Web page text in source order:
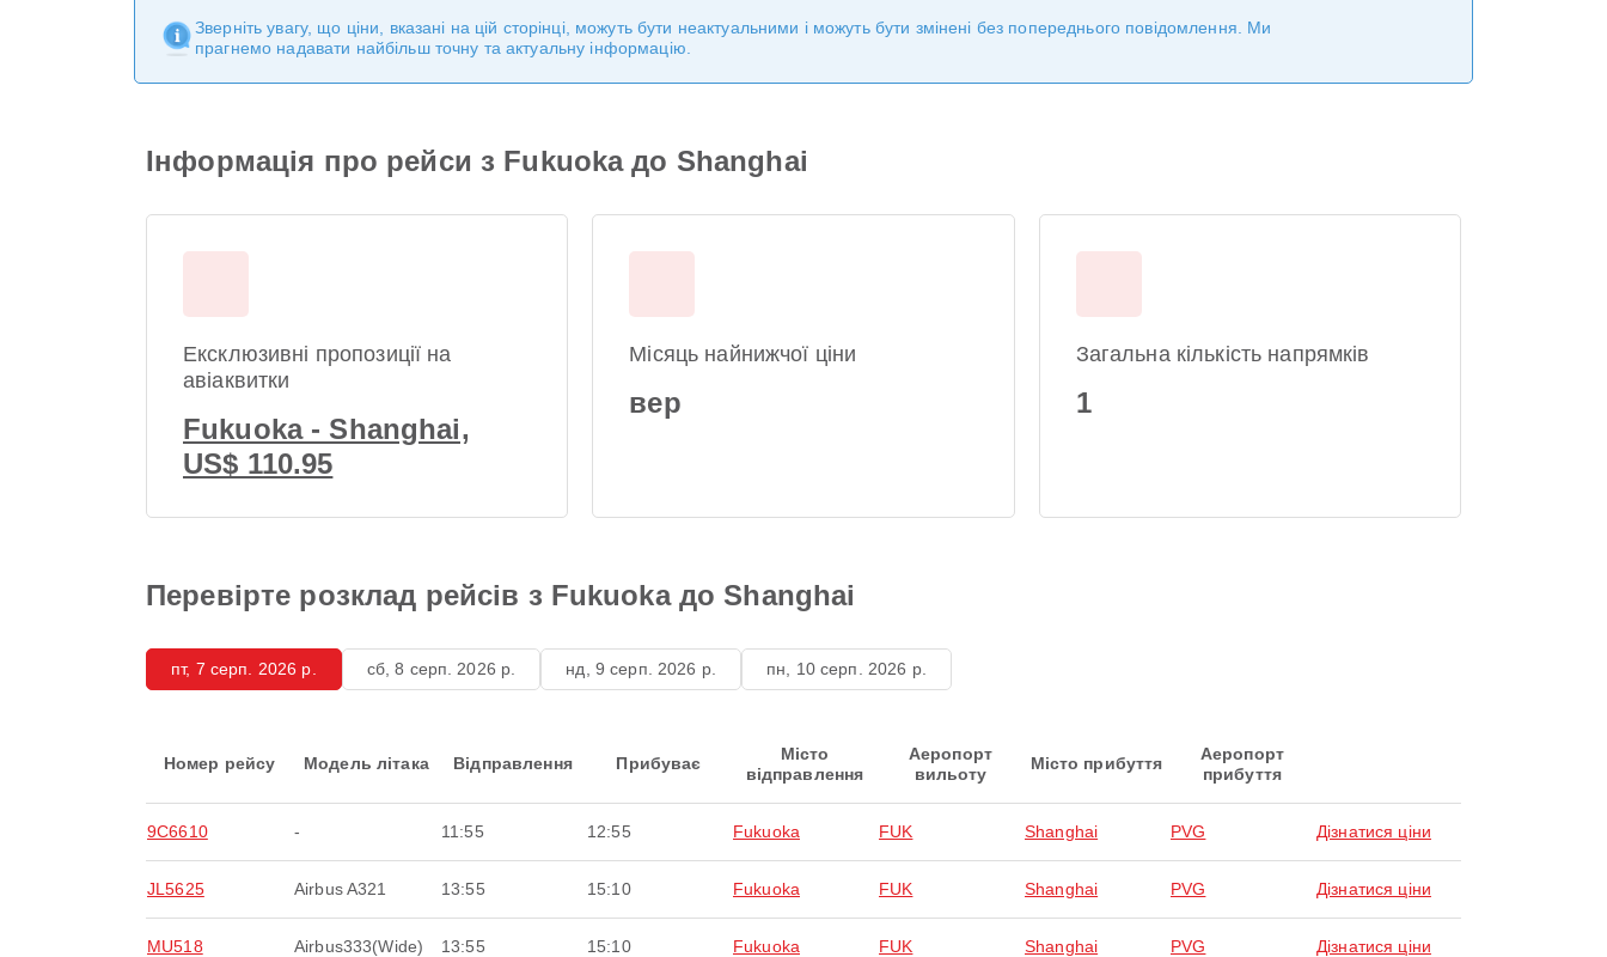
Зверніть увагу, що ціни, вказані на цій сторінці, можуть бути неактуальними і можуть бути змінені без попереднього повідомлення. Ми
прагнемо надавати найбільш точну та актуальну інформацію.
Інформація про рейси з Fukuoka до Shanghai
Ексклюзивні пропозиції на
авіаквитки
Fukuoka - Shanghai,
US$ 110.95
Місяць найнижчої ціни
вер
Загальна кількість напрямків
1
Перевірте розклад рейсів з Fukuoka до Shanghai
пт, 7 серп. 2026 р. сб, 8 серп. 2026 р. нд, 9 серп. 2026 р. пн, 10 серп. 2026 р.
Номер рейсу Модель літака Відправлення Прибуває
Місто
відправлення
Аеропорт
вильоту
Місто прибуття
Аеропорт
прибуття
9C6610 - 11:55 12:55 Fukuoka FUK Shanghai PVG Дізнатися ціни
JL5625 Airbus A321 13:55 15:10 Fukuoka FUK Shanghai PVG Дізнатися ціни
MU518 Airbus333(Wide) 13:55 15:10 Fukuoka FUK Shanghai PVG Дізнатися ціни